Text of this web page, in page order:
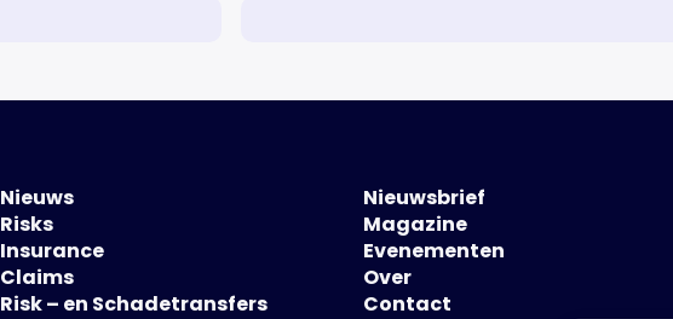
Nieuws
Risks
Insurance
Claims
Risk – en Schadetransfers
Nieuwsbrief
Magazine
Evenementen
Over
Contact